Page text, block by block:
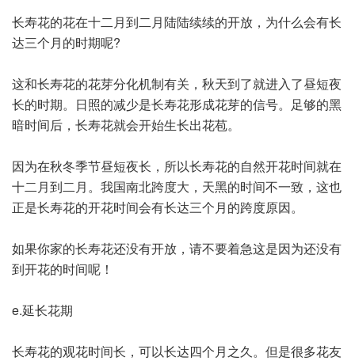
长寿花的花在十二月到二月陆陆续续的开放，为什么会有长
达三个月的时期呢?
这和长寿花的花芽分化机制有关，秋天到了就进入了昼短夜
长的时期。日照的减少是长寿花形成花芽的信号。足够的黑
暗时间后，长寿花就会开始生长出花苞。
因为在秋冬季节昼短夜长，所以长寿花的自然开花时间就在
十二月到二月。我国南北跨度大，天黑的时间不一致，这也
正是长寿花的开花时间会有长达三个月的跨度原因。
如果你家的长寿花还没有开放，请不要着急这是因为还没有
到开花的时间呢！
e.延长花期
长寿花的观花时间长，可以长达四个月之久。但是很多花友